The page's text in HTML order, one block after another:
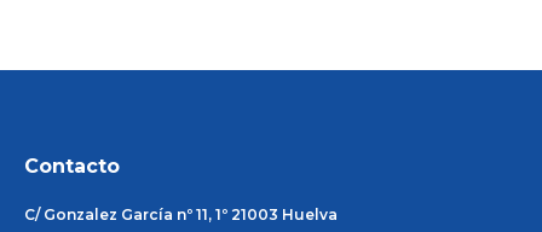
Contacto
C/ Gonzalez García nº 11, 1º 21003 Huelva